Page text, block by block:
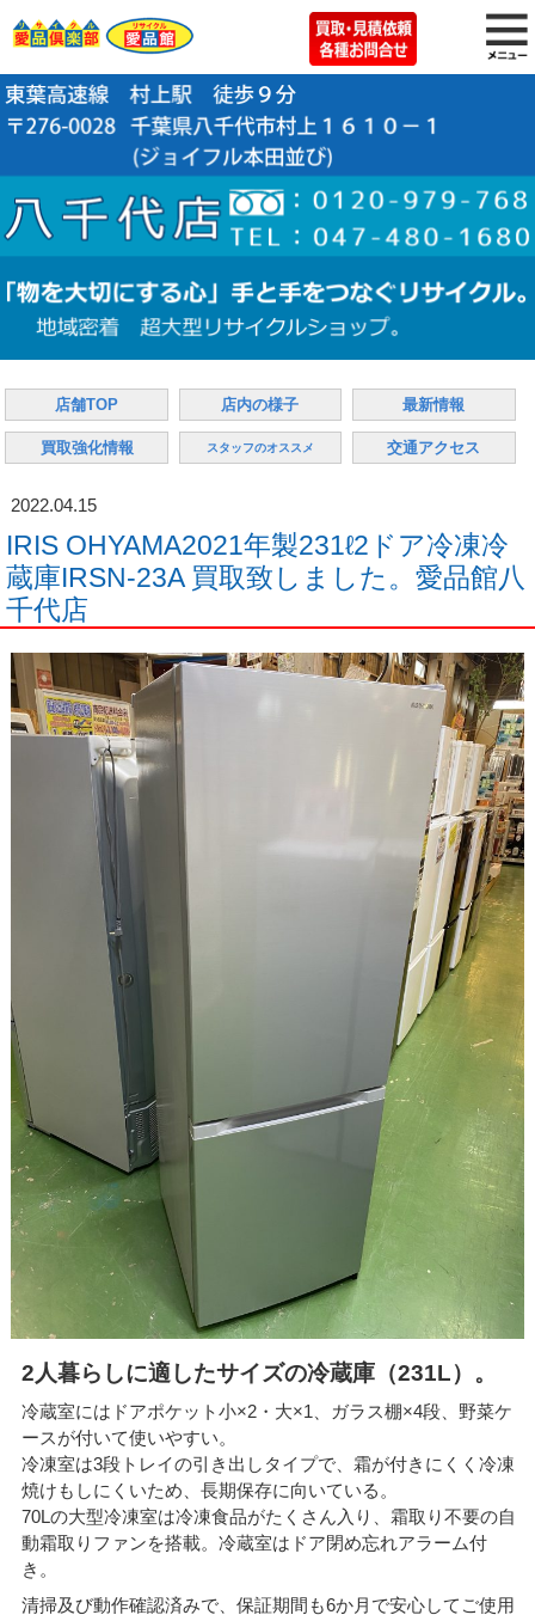
店舗TOP 店内の様子 最新情報
買取強化情報 スタッフのオススメ 交通アクセス
2022.04.15
IRIS OHYAMA2021年製231ℓ2ドア冷凍冷
蔵庫IRSN-23A 買取致しました。愛品館八
千代店
2人暮らしに適したサイズの冷蔵庫（231L）。
冷蔵室にはドアポケット小×2・大×1、ガラス棚×4段、野菜ケ
ースが付いて使いやすい。
冷凍室は3段トレイの引き出しタイプで、霜が付きにくく冷凍
焼けもしにくいため、長期保存に向いている。
70Lの大型冷凍室は冷凍食品がたくさん入り、霜取り不要の自
動霜取りファンを搭載。冷蔵室はドア閉め忘れアラーム付
き。
清掃及び動作確認済みで、保証期間も6か月で安心してご使用